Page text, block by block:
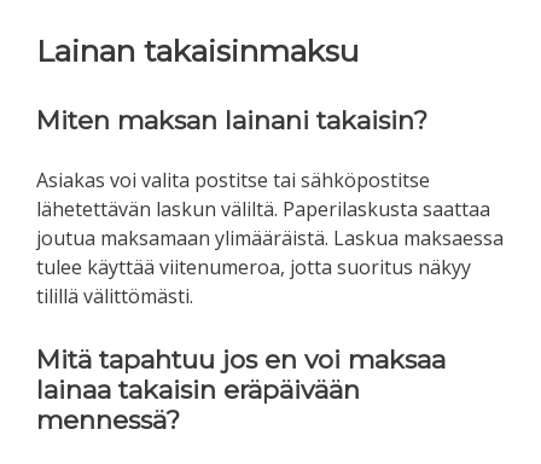
Lainan takaisinmaksu
Miten maksan lainani takaisin?
Asiakas voi valita postitse tai sähköpostitse
lähetettävän laskun väliltä. Paperilaskusta saattaa
joutua maksamaan ylimääräistä. Laskua maksaessa
tulee käyttää viitenumeroa, jotta suoritus näkyy
tilillä välittömästi.
Mitä tapahtuu jos en voi maksaa
lainaa takaisin eräpäivään
mennessä?